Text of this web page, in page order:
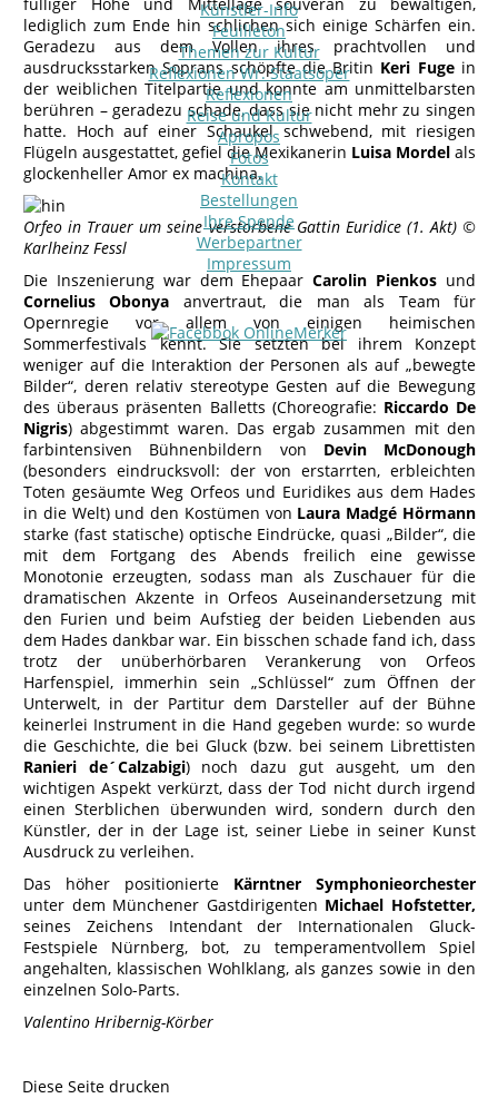
Künstler-Info
Feuilleton
Themen zur Kultur
Reflexionen Wr. Staatsoper
Reflexionen
Reise und Kultur
Apropos
Fotos
Kontakt
Bestellungen
Ihre Spende
Werbepartner
Impressum
lediglich zum Ende hin schlichen sich einige Schärfen ein.
Geradezu aus dem Vollen ihres prachtvollen und
ausdrucksstarken Soprans schöpfte die Britin Keri Fuge in
der weiblichen Titelpartie und konnte am unmittelbarsten
berühren – geradezu schade, dass sie nicht mehr zu singen
hatte. Hoch auf einer Schaukel schwebend, mit riesigen
Flügeln ausgestattet, gefiel die Mexikanerin Luisa Mordel als
glockenheller Amor ex machina.
Orfeo in Trauer um seine verstorbene Gattin Euridice (1. Akt) ©
Karlheinz Fessl
Die Inszenierung war dem EhepaarCarolin Pienkos und
Cornelius Obonya anvertraut, die man als Team für
Opernregie vor allem von einigen heimischen
Sommerfestivals kennt. Sie setzten bei ihrem Konzept
weniger auf die Interaktion der Personen als auf „bewegte
Bilder“, deren relativ stereotype Gesten auf die Bewegung
des überaus präsenten Balletts (Choreografie: Riccardo De
Nigris) abgestimmt waren. Das ergab zusammen mit den
farbintensiven Bühnenbildern von Devin McDonough
(besonders eindrucksvoll: der von erstarrten, erbleichten
Toten gesäumte Weg Orfeos und Euridikes aus dem Hades
in die Welt) und den Kostümen von Laura Madgé Hörmann
starke (fast statische) optische Eindrücke, quasi „Bilder“, die
mit dem Fortgang des Abends freilich eine gewisse
Monotonie erzeugten, sodass man als Zuschauer für die
dramatischen Akzente in Orfeos Auseinandersetzung mit
den Furien und beim Aufstieg der beiden Liebenden aus
dem Hades dankbar war. Ein bisschen schade fand ich, dass
trotz der unüberhörbaren Verankerung von Orfeos
Harfenspiel, immerhin sein „Schlüssel“ zum Öffnen der
Unterwelt, in der Partitur dem Darsteller auf der Bühne
keinerlei Instrument in die Hand gegeben wurde: so wurde
die Geschichte, die bei Gluck (bzw. bei seinem Librettisten
Ranieri de´Calzabigi) noch dazu gut ausgeht, um den
wichtigen Aspekt verkürzt, dass der Tod nicht durch irgend
einen Sterblichen überwunden wird, sondern durch den
Künstler, der in der Lage ist, seiner Liebe in seiner Kunst
Ausdruck zu verleihen.
Das höher positionierte Kärntner Symphonieorchester
unter dem Münchener Gastdirigenten Michael Hofstetter,
seines Zeichens Intendant der Internationalen Gluck-
Festspiele Nürnberg, bot, zu temperamentvollem Spiel
angehalten, klassischen Wohlklang, als ganzes sowie in den
einzelnen Solo-Parts.
Valentino Hribernig-Körber
Diese Seite drucken